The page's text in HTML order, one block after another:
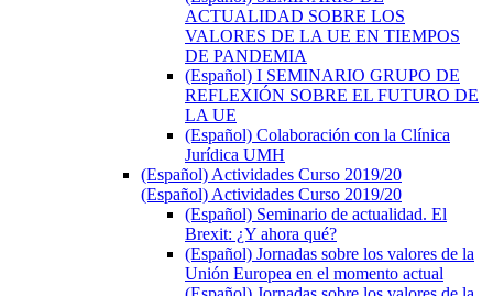
ACTUALIDAD SOBRE LOS
VALORES DE LA UE EN TIEMPOS
DE PANDEMIA
(Español) I SEMINARIO GRUPO DE
REFLEXIÓN SOBRE EL FUTURO DE
LA UE
(Español) Colaboración con la Clínica
Jurídica UMH
(Español) Actividades Curso 2019/20
(Español) Actividades Curso 2019/20
(Español) Seminario de actualidad. El
Brexit: ¿Y ahora qué?
(Español) Jornadas sobre los valores de la
Unión Europea en el momento actual